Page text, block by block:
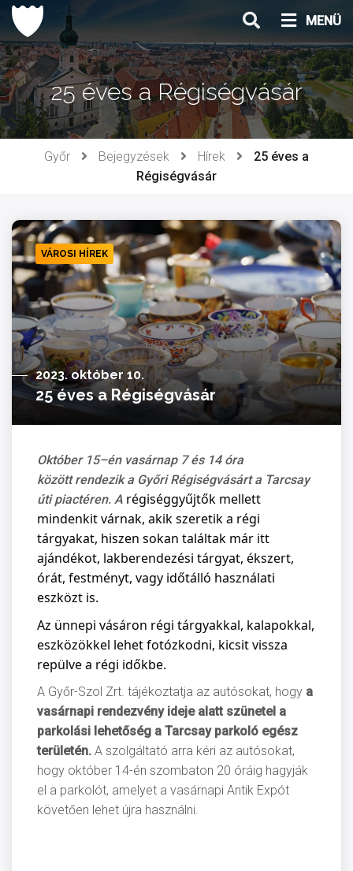
Ugrás
tartalomhoz
MENÜ
25 éves a Régiségvásár
Győr Bejegyzések Hírek
25 éves a
Régiségvásár
VÁROSI HÍREK
2023. október 10.
25 éves a Régiségvásár
Október 15–én vasárnap 7 és 14 óra
között rendezik a Győri Régiségvásárt a Tarcsay
úti piactéren. A régiséggyűjtők mellett
mindenkit várnak, akik szeretik a régi
tárgyakat, hiszen sokan találtak már itt
ajándékot, lakberendezési tárgyat, ékszert,
órát, festményt, vagy időtálló használati
eszközt is.
Az ünnepi vásáron régi tárgyakkal, kalapokkal,
eszközökkel lehet fotózkodni, kicsit vissza
repülve a régi időkbe.
A Győr-Szol Zrt. tájékoztatja az autósokat, hogy a
vasárnapi rendezvény ideje alatt szünetel a
parkolási lehetőség a Tarcsay parkoló egész
területén. A szolgáltató arra kéri az autósokat,
hogy október 14-én szombaton 20 óráig hagyják
el a parkolót, amelyet a vasárnapi Antik Expót
követően lehet újra használni.